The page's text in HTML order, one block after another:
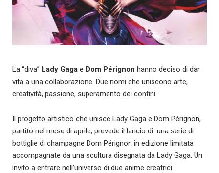
La “diva” Lady Gaga e Dom Pérignon hanno deciso di dar
vita a una collaborazione. Due nomi che uniscono arte,
creatività, passione, superamento dei confini.
Il progetto artistico che unisce Lady Gaga e Dom Pérignon,
partito nel mese di aprile, prevede il lancio di una serie di
bottiglie di champagne Dom Pérignon in edizione limitata
accompagnate da una scultura disegnata da Lady Gaga. Un
invito a entrare nell’universo di due anime creatrici.